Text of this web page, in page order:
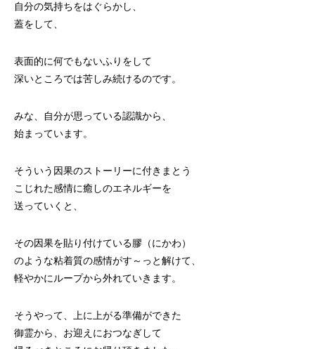
自分の気持ちをはぐらかし、
蓋をして、
表面的に何でもないふりをして
深いところでは苦しみ続けるのです。
みな、自分が思っている認識から、
始まっています。
そういう因果のストーリーに付きまとう
こじれた感情に癒しのエネルギーを
送っていくと、
その因果を貼り付けている膠（にかわ）
のような粘着質の感情がす～っと解けて、
軽やかにループから外れていきます。
そうやって、上に上がる準備ができた
御霊から、お迎えにおつなぎして